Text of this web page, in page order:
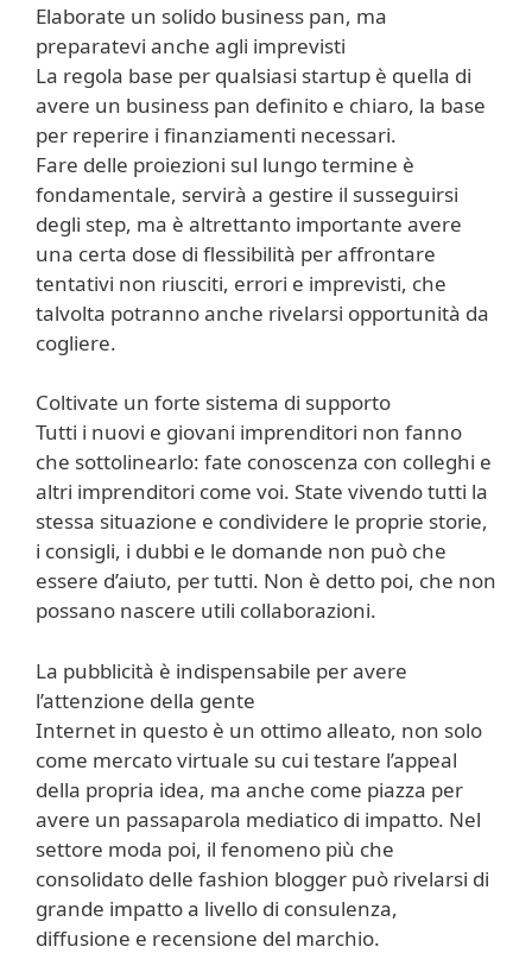
Elaborate un solido business pan, ma
preparatevi anche agli imprevisti
La regola base per qualsiasi startup è quella di
avere un business pan definito e chiaro, la base
per reperire i finanziamenti necessari.
Fare delle proiezioni sul lungo termine è
fondamentale, servirà a gestire il susseguirsi
degli step, ma è altrettanto importante avere
una certa dose di flessibilità per affrontare
tentativi non riusciti, errori e imprevisti, che
talvolta potranno anche rivelarsi opportunità da
cogliere.
Coltivate un forte sistema di supporto
Tutti i nuovi e giovani imprenditori non fanno
che sottolinearlo: fate conoscenza con colleghi e
altri imprenditori come voi. State vivendo tutti la
stessa situazione e condividere le proprie storie,
i consigli, i dubbi e le domande non può che
essere d’aiuto, per tutti. Non è detto poi, che non
possano nascere utili collaborazioni.
La pubblicità è indispensabile per avere
l’attenzione della gente
Internet in questo è un ottimo alleato, non solo
come mercato virtuale su cui testare l’appeal
della propria idea, ma anche come piazza per
avere un passaparola mediatico di impatto. Nel
settore moda poi, il fenomeno più che
consolidato delle fashion blogger può rivelarsi di
grande impatto a livello di consulenza,
diffusione e recensione del marchio.